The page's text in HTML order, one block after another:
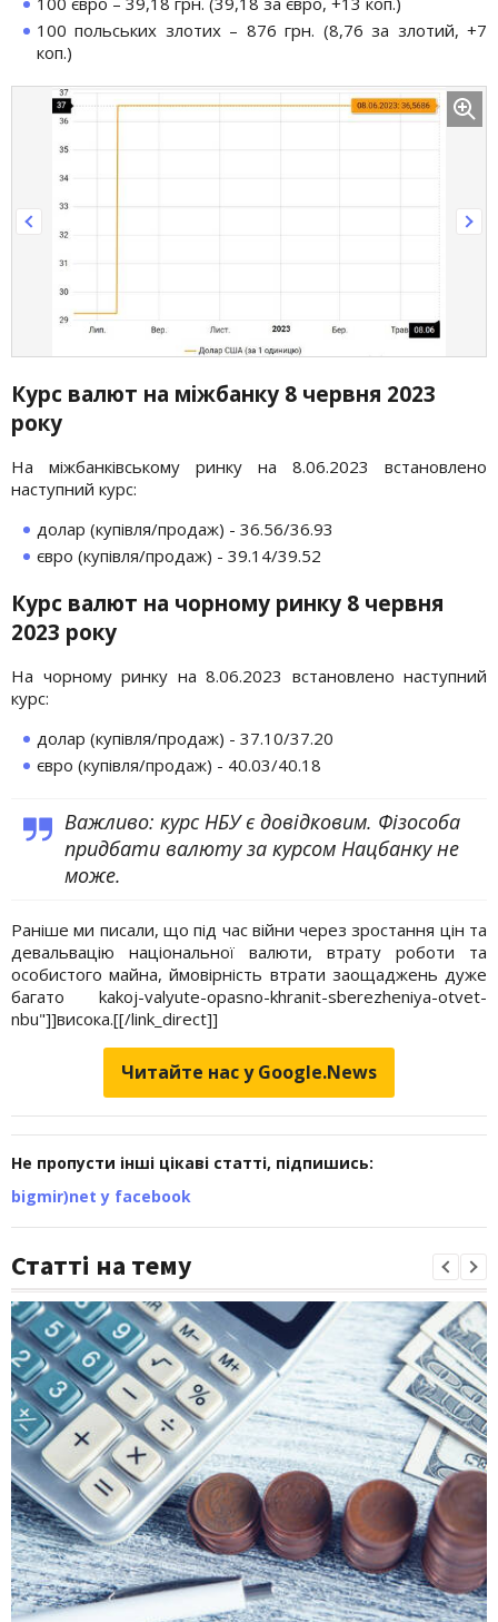
100 польських злотих – 876 грн. (8,76 за злотий, +7
коп.)
Курс валют на міжбанку 8 червня 2023
року
На міжбанківському ринку на 8.06.2023 встановлено
наступний курс:
долар (купівля/продаж) - 36.56/36.93
євро (купівля/продаж) - 39.14/39.52
Курс валют на чорному ринку 8 червня
2023 року
На чорному ринку на 8.06.2023 встановлено наступний
курс:
долар (купівля/продаж) - 37.10/37.20
євро (купівля/продаж) - 40.03/40.18
Важливо: курс НБУ є довідковим. Фізособа
придбати валюту за курсом Нацбанку не
може.
Раніше ми писали, що під час війни через зростання цін та
девальвацію національної валюти, втрату роботи та
особистого майна, ймовірність втрати заощаджень дуже
багато kakoj-valyute-opasno-khranit-sberezheniya-otvet-
nbu"]]висока.[[/link_direct]]
Читайте нас у Google.News
Не пропусти інші цікаві статті, підпишись:
bigmir)net у facebook
Статті на тему